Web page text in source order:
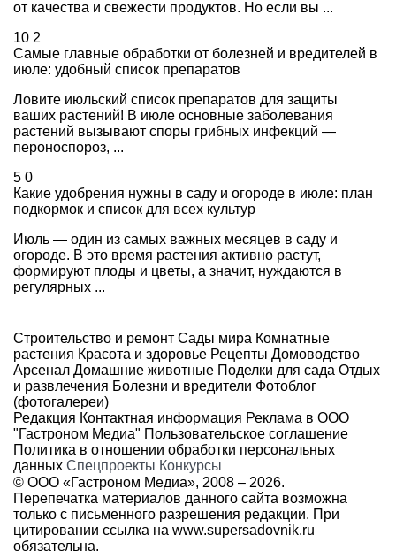
от качества и свежести продуктов. Но если вы ...
10 2
Самые главные обработки от болезней и вредителей в
июле: удобный список препаратов
Ловите июльский список препаратов для защиты
ваших растений! В июле основные заболевания
растений вызывают споры грибных инфекций —
пероноспороз, ...
5 0
Какие удобрения нужны в саду и огороде в июле: план
подкормок и список для всех культур
Июль — один из самых важных месяцев в саду и
огороде. В это время растения активно растут,
формируют плоды и цветы, а значит, нуждаются в
регулярных ...
Строительство и ремонт Сады мира Комнатные
растения Красота и здоровье Рецепты Домоводство
Арсенал Домашние животные Поделки для сада Отдых
и развлечения Болезни и вредители Фотоблог
(фотогалереи)
Редакция Контактная информация Реклама в ООО
"Гастроном Медиа" Пользовательское соглашение
Политика в отношении обработки персональных
данных Спецпроекты Конкурсы
© ООО «Гастроном Медиа», 2008 – 2026.
Перепечатка материалов данного сайта возможна
только с письменного разрешения редакции. При
цитировании ссылка на www.supersadovnik.ru
обязательна.